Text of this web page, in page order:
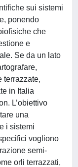
sui sistemi
ponendo
che
e
Se da un lato
terrazzate,
in Italia
L’obiettivo
una
i sistemi
vogliono
semi-
orli terrazzati,